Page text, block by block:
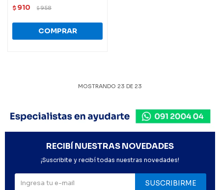
$ 910 $958
MOSTRANDO 23 DE 23
RECIBÍ NUESTRAS NOVEDADES
¡Suscribite y recibí todas nuestras novedades!
SUSCRIBIRME